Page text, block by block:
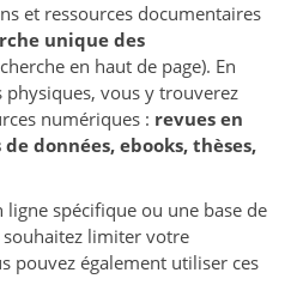
et ressources documentaires
unique des
en haut de page). En
vous y trouverez
numériques : revues en
données, ebooks, thèses,
ligne spécifique ou une base de
souhaitez limiter votre
pouvez également utiliser ces